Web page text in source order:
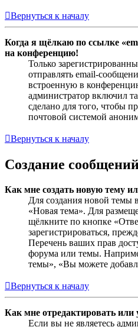
Вернуться к началу
Когда я щёлкаю по ссылке
на конференцию!
Только
отправлять email-
встроенную в
администратор включил
сделано для того, чтобы
почтовой системой
Вернуться к началу
Создание
Как мне создать новую тему
Для создания новой темы
«Новая тема». Для
щёлкните по кнопке
зарегистрироваться,
Перечень ваших прав
форума или темы.
темы», «Вы можете
Вернуться к началу
Как мне отредактировать или
Если вы не являетесь